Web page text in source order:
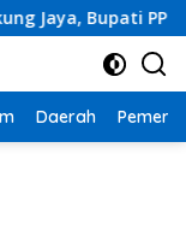
PPU Apresiasi
Daerah